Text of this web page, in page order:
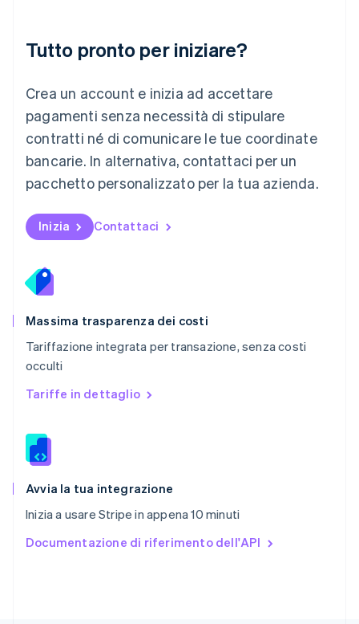
Tutto pronto per iniziare?
Crea un account e inizia ad accettare
pagamenti senza necessità di stipulare
contratti né di comunicare le tue coordinate
bancarie. In alternativa, contattaci per un
pacchetto personalizzato per la tua azienda.
Inizia Contattaci
Massima trasparenza dei costi
Tariffazione integrata per transazione, senza costi
occulti
Tariffe in dettaglio
Avvia la tua integrazione
Inizia a usare Stripe in appena 10 minuti
Documentazione di riferimento dell'API
Malta
English
EspañolEnglish
Norvegia
English
Nuova Zelanda
English
NederlandsEnglish
English
Portogallo
RAS di Hong Kong, Cina
English
English
English
Romania
English
Slovacchia
Slovenia
English Italiano
EspañolEnglish
English Español 简体中文